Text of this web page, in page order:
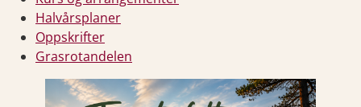
Halvårsplaner
Oppskrifter
Grasrotandelen